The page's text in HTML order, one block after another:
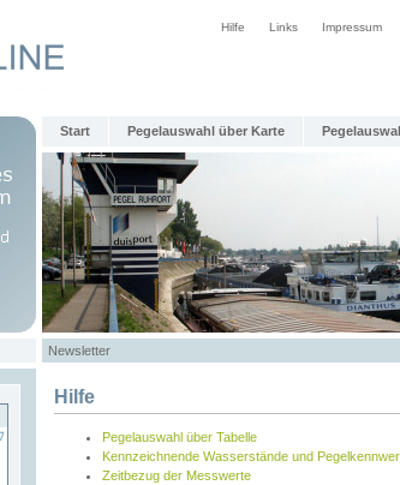
Hilfe Links Impressum
Start Pegelauswahl über Karte
Newsletter
Hilfe
Pegelauswahl über Tabelle
Kennzeichnende Wasserstände und
Zeitbezug der Messwerte